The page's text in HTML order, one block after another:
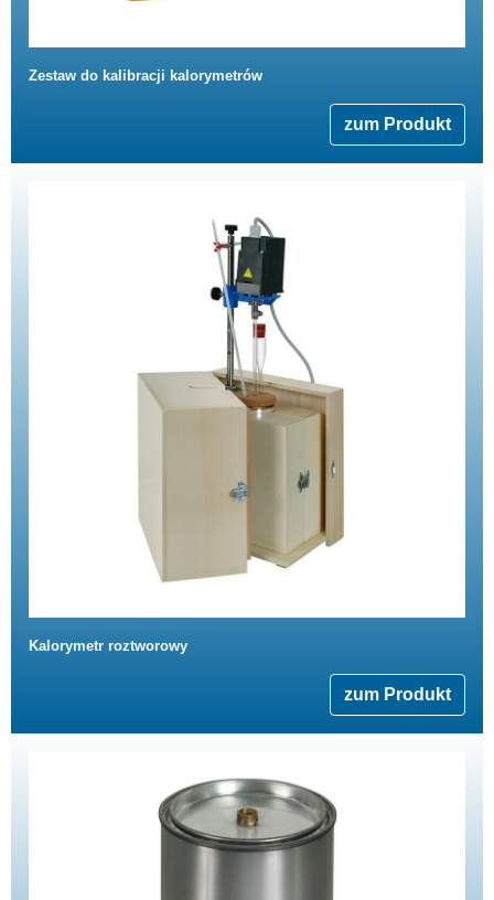
Zestaw do kalibracji kalorymetrów
zum Produkt
Kalorymetr roztworowy
zum Produkt